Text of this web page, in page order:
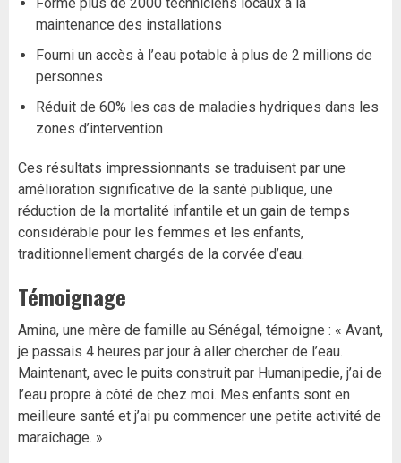
Formé plus de 2000 techniciens locaux à la
maintenance des installations
Fourni un accès à l’eau potable à plus de 2 millions de
personnes
Réduit de 60% les cas de maladies hydriques dans les
zones d’intervention
Ces résultats impressionnants se traduisent par une
amélioration significative de la santé publique, une
réduction de la mortalité infantile et un gain de temps
considérable pour les femmes et les enfants,
traditionnellement chargés de la corvée d’eau.
Témoignage
Amina, une mère de famille au Sénégal, témoigne : « Avant,
je passais 4 heures par jour à aller chercher de l’eau.
Maintenant, avec le puits construit par Humanipedie, j’ai de
l’eau propre à côté de chez moi. Mes enfants sont en
meilleure santé et j’ai pu commencer une petite activité de
maraîchage. »